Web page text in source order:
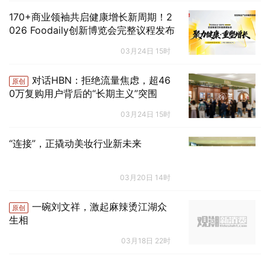
170+商业领袖共启健康增长新周期！2
026 Foodaily创新博览会完整议程发布
03月24日 15时
原创
对话HBN：拒绝流量焦虑，超46
0万复购用户背后的“长期主义”突围
03月24日 15时
“连接”，正撬动美妆行业新未来
03月20日 14时
原创
一碗刘文祥，激起麻辣烫江湖众
生相
03月18日 22时